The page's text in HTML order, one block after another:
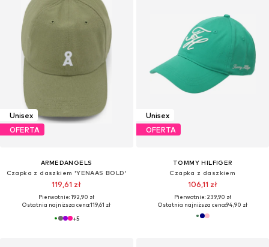
Unisex
OFERTA
ARMEDANGELS
Czapka z daszkiem 'YENAAS BOLD'
119,61 zł
Pierwotnie: 192,90 zł
Ostatnia najniższa cena:119,61 zł
+5
Unisex
OFERTA
TOMMY HILFIGER
Czapka z daszkiem
106,11 zł
Pierwotnie: 239,90 zł
Ostatnia najniższa cena:94,90 zł